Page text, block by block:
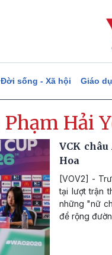
Đời sống - Xã hội Giáo
Phạm Hải
VCK
Hoa
[VOV2] -
tại lượt trận
những "nữ
để rộng